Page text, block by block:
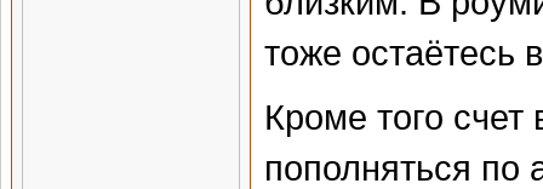
тоже остаётесь
Кроме того
пополняться по